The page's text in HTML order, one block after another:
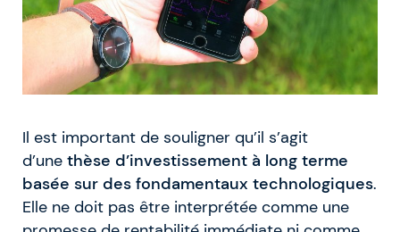
Il est important de souligner qu’il s’agit
d’une thèse d’investissement à long terme
basée sur des fondamentaux technologiques.
Elle ne doit pas être interprétée comme une